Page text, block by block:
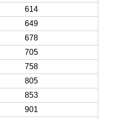
614
649
678
705
758
805
853
901